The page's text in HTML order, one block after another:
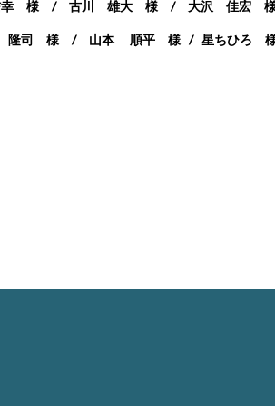
幸 様 / 古川 雄大 様 / 大沢 佳宏
司 様 / 山本 順平 様 / 星ちひろ